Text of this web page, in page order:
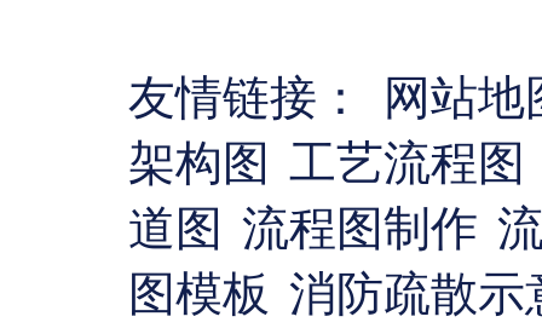
友情链接：
网站
架构图 工艺流程图
道图 流程图制作
图模板 消防疏散示